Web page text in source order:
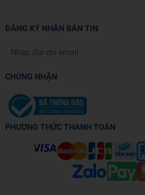
ĐĂNG KÝ NHẬN BẢN TIN
CHỨNG NHẬN
PHƯƠNG THỨC THANH TOÁN